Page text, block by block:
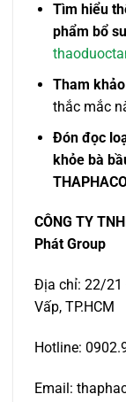
Tìm hiểu
phẩm bổ
Tham
thắc mắc
Đón đọc
khỏe bà
CÔNG TY
Phát Group
Địa chỉ: 22/21
Vấp, TP.HCM
Hotline:
Email: